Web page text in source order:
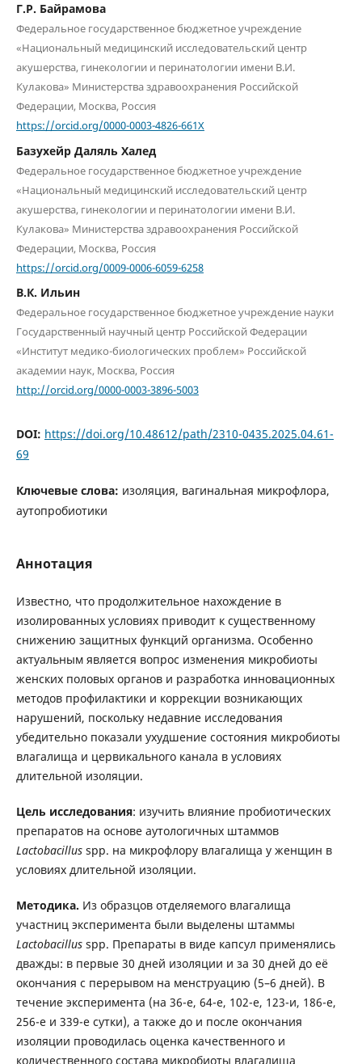
Г.Р. Байрамова
Федеральное государственное бюджетное учреждение
«Национальный медицинский исследовательский центр
акушерства, гинекологии и перинатологии имени В.И.
Кулакова» Министерства здравоохранения Российской
Федерации, Москва, Россия
https://orcid.org/0000-0003-4826-661X
Базухейр Даляль Халед
Федеральное государственное бюджетное учреждение
«Национальный медицинский исследовательский центр
акушерства, гинекологии и перинатологии имени В.И.
Кулакова» Министерства здравоохранения Российской
Федерации, Москва, Россия
https://orcid.org/0009-0006-6059-6258
В.К. Ильин
Федеральное государственное бюджетное учреждение науки
Государственный научный центр Российской Федерации
«Институт медико-биологических проблем» Российской
академии наук, Москва, Россия
http://orcid.org/0000-0003-3896-5003
DOI: https://doi.org/10.48612/path/2310-0435.2025.04.61-
69
Ключевые слова: изоляция, вагинальная микрофлора,
аутопробиотики
Аннотация
Известно, что продолжительное нахождение в
изолированных условиях приводит к существенному
снижению защитных функций организма. Особенно
актуальным является вопрос изменения микробиоты
женских половых органов и разработка инновационных
методов профилактики и коррекции возникающих
нарушений, поскольку недавние исследования
убедительно показали ухудшение состояния микробиоты
влагалища и цервикального канала в условиях
длительной изоляции.
Цель исследования: изучить влияние пробиотических
препаратов на основе аутологичных штаммов
Lactobacillus spp. на микрофлору влагалища у женщин в
условиях длительной изоляции.
Методика. Из образцов отделяемого влагалища
участниц эксперимента были выделены штаммы
Lactobacillus spp. Препараты в виде капсул применялись
дважды: в первые 30 дней изоляции и за 30 дней до её
окончания с перерывом на менструацию (5–6 дней). В
течение эксперимента (на 36-е, 64-е, 102-е, 123-и, 186-е,
256-е и 339-е сутки), а также до и после окончания
изоляции проводилась оценка качественного и
количественного состава микробиоты влагалища